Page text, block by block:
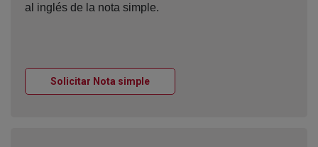
al inglés de la nota simple.
Solicitar Nota simpleVentana nueva